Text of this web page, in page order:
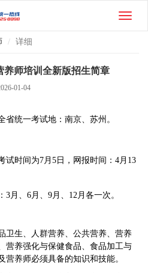
详细
养师培训全新版招生简章
01-04
省统一考试地：南京、苏州。
试时间为7月5日，网报时间：4月13
月、6月、9月、12月各一次。
卫生、人群营养、公共营养、营养
营养强化与保健食品、食品加工与
养师必须具备的知识和技能。